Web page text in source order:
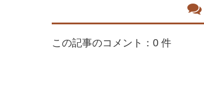
この記事のコメント：0 件